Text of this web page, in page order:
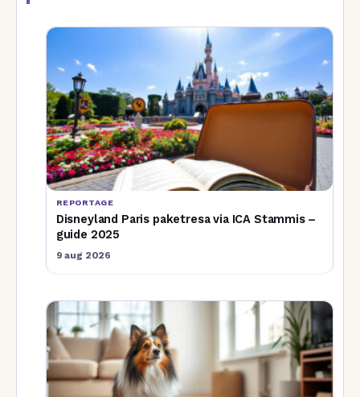
REPORTAGE
Disneyland Paris paketresa via ICA Stammis –
guide 2025
9 aug 2026